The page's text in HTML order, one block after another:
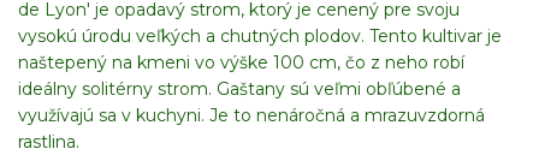
de Lyon' je opadavý strom, ktorý je cenený pre svoju
vysokú úrodu veľkých a chutných plodov. Tento kultivar je
naštepený na kmeni vo výške 100 cm, čo z neho robí
ideálny solitérny strom. Gaštany sú veľmi obľúbené a
využívajú sa v kuchyni. Je to nenáročná a mrazuvzdorná
rastlina.